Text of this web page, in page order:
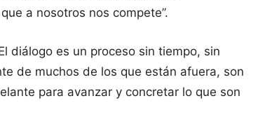
a nosotros nos compete”.
diálogo es un proceso sin tiempo, sin
de muchos de los que están afuera, son
para avanzar y concretar lo que son